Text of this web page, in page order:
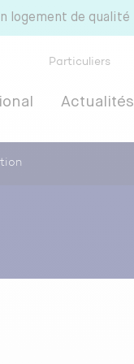
logement de qualité
Particuliers
Actualités